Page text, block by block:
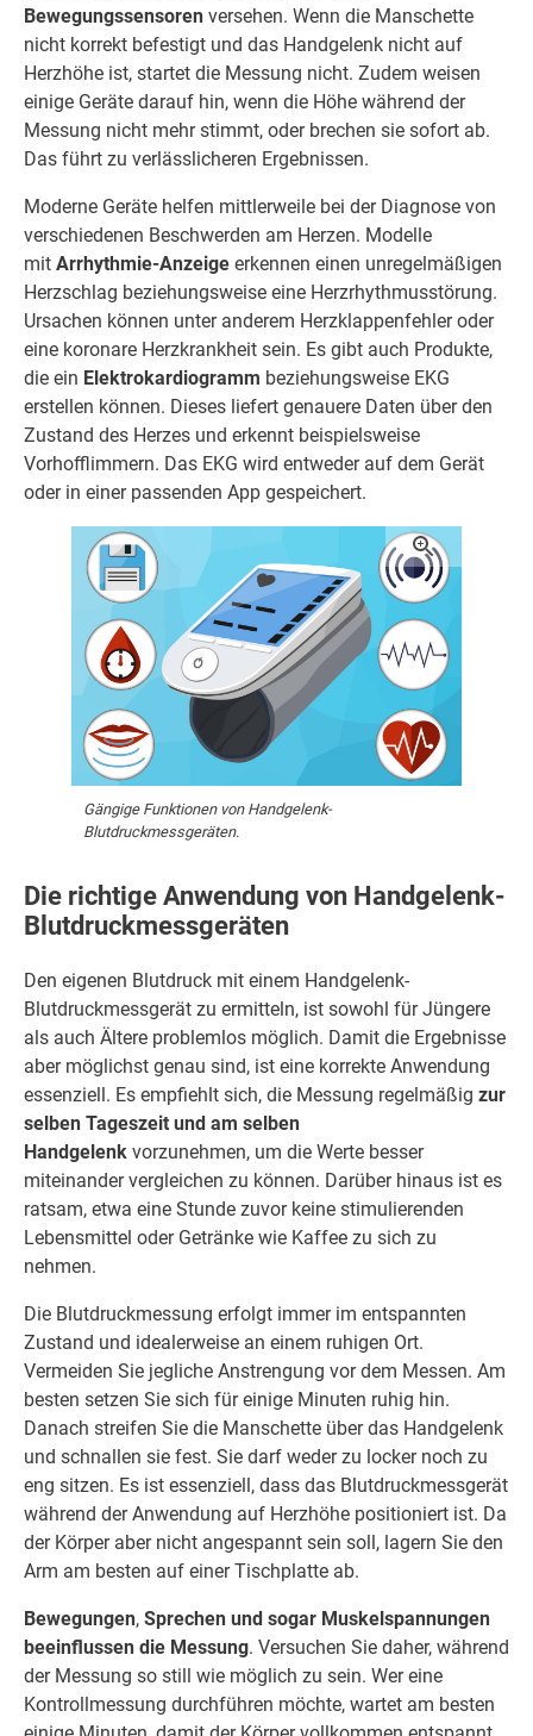
Bewegungssensoren versehen. Wenn die Manschette
nicht korrekt befestigt und das Handgelenk nicht auf
Herzhöhe ist, startet die Messung nicht. Zudem weisen
einige Geräte darauf hin, wenn die Höhe während der
Messung nicht mehr stimmt, oder brechen sie sofort ab.
Das führt zu verlässlicheren Ergebnissen.
Moderne Geräte helfen mittlerweile bei der Diagnose von
verschiedenen Beschwerden am Herzen. Modelle
mit Arrhythmie-Anzeige erkennen einen unregelmäßigen
Herzschlag beziehungsweise eine Herzrhythmusstörung.
Ursachen können unter anderem Herzklappenfehler oder
eine koronare Herzkrankheit sein. Es gibt auch Produkte,
die ein Elektrokardiogramm beziehungsweise EKG
erstellen können. Dieses liefert genauere Daten über den
Zustand des Herzes und erkennt beispielsweise
Vorhofflimmern. Das EKG wird entweder auf dem Gerät
oder in einer passenden App gespeichert.
Gängige Funktionen von Handgelenk-
Blutdruckmessgeräten.
Die richtige Anwendung von Handgelenk-
Blutdruckmessgeräten
Den eigenen Blutdruck mit einem Handgelenk-
Blutdruckmessgerät zu ermitteln, ist sowohl für Jüngere
als auch Ältere problemlos möglich. Damit die Ergebnisse
aber möglichst genau sind, ist eine korrekte Anwendung
essenziell. Es empfiehlt sich, die Messung regelmäßig zur
selben Tageszeit und am selben
Handgelenk vorzunehmen, um die Werte besser
miteinander vergleichen zu können. Darüber hinaus ist es
ratsam, etwa eine Stunde zuvor keine stimulierenden
Lebensmittel oder Getränke wie Kaffee zu sich zu
nehmen.
Die Blutdruckmessung erfolgt immer im entspannten
Zustand und idealerweise an einem ruhigen Ort.
Vermeiden Sie jegliche Anstrengung vor dem Messen. Am
besten setzen Sie sich für einige Minuten ruhig hin.
Danach streifen Sie die Manschette über das Handgelenk
und schnallen sie fest. Sie darf weder zu locker noch zu
eng sitzen. Es ist essenziell, dass das Blutdruckmessgerät
während der Anwendung auf Herzhöhe positioniert ist. Da
der Körper aber nicht angespannt sein soll, lagern Sie den
Arm am besten auf einer Tischplatte ab.
Bewegungen, Sprechen und sogar Muskelspannungen
beeinflussen die Messung. Versuchen Sie daher, während
der Messung so still wie möglich zu sein. Wer eine
Kontrollmessung durchführen möchte, wartet am besten